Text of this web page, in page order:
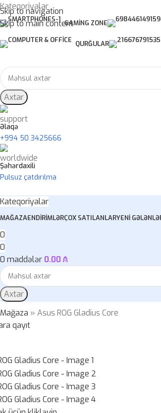
Skip to navigation
Skip to main content
Kateqoriyalar
GAMING ZONE
QURĞULAR
Axtar
Əlaqə
+994 50 3425666
Şəhərdaxili
Pulsuz çatdırılma
Kateqoriyalar
MAĞAZAENDIRIMLƏRÇOX SATILANLARYENI
0
0
0 maddələr 0.00 ₼
Axtar
Mağaza »Asus ROG Gladius Core
qayıt